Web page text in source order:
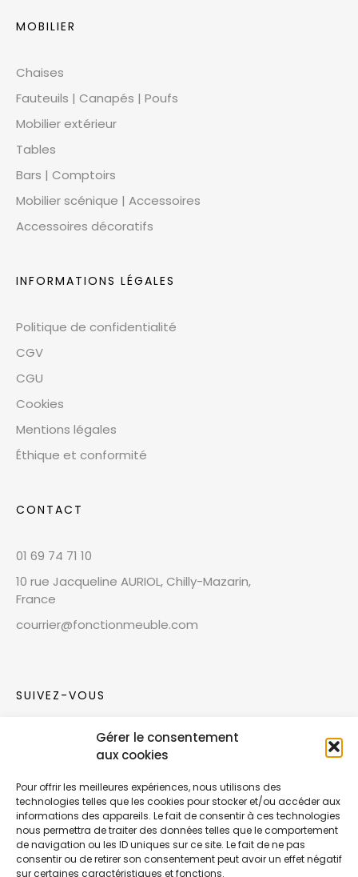
Gérer le consentement
aux cookies
Pour offrir les meilleures expériences, nous utilisons des
technologies telles que les cookies pour stocker et/ou accéder aux
informations des appareils. Le fait de consentir à ces technologies
nous permettra de traiter des données telles que le comportement
de navigation ou les ID uniques sur ce site. Le fait de ne pas
consentir ou de retirer son consentement peut avoir un effet négatif
sur certaines caractéristiques et fonctions.
MOBILIER
Chaises
Fauteuils | Canapés | Poufs
Mobilier extérieur
Tables
Bars | Comptoirs
Mobilier scénique | Accessoires
Accessoires décoratifs
INFORMATIONS LÉGALES
Politique de confidentialité
CGV
CGU
Cookies
Mentions légales
Éthique et conformité
CONTACT
01 69 74 71 10
10 rue Jacqueline AURIOL, Chilly-Mazarin,
France
courrier@fonctionmeuble.com
SUIVEZ-VOUS
Rejoignez notre communauté sur les réseaux
Nouvelles collections, vie de l’équipe ou
inspirations : soyez informés de nos dernières
actualités.